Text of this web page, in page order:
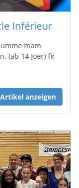
Inférieur
mam
(ab 14 Joer) fir
Artikel anzeigen